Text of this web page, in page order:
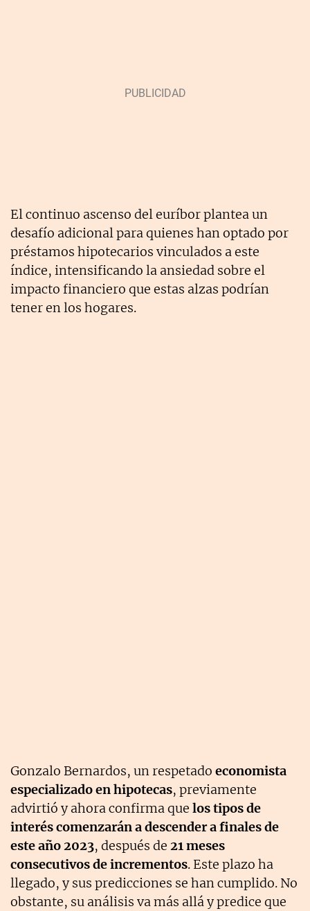
El continuo ascenso del euríbor plantea un
desafío adicional para quienes han optado por
préstamos hipotecarios vinculados a este
índice, intensificando la ansiedad sobre el
impacto financiero que estas alzas podrían
tener en los hogares.
Gonzalo Bernardos, un respetado economista
especializado en hipotecas, previamente
advirtió y ahora confirma que los tipos de
interés comenzarán a descender a finales de
este año 2023, después de 21 meses
consecutivos de incrementos. Este plazo ha
llegado, y sus predicciones se han cumplido. No
obstante, su análisis va más allá y predice que